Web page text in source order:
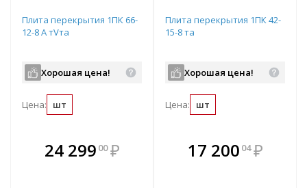
Плита перекрытия 1ПК 66-
12-8 А тVта
Хорошая цена!
Цена: шт
24 299 00 ₽
В комплекте
всегда выгоднее!
Плита перекрытия 1ПК 42-
15-8 та
Хорошая цена!
Цена: шт
В комплекте
всегда выгоднее!
17 200 04 ₽